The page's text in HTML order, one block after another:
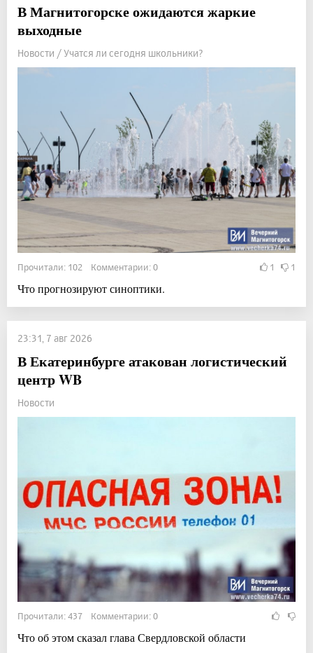
В Магнитогорске ожидаются жаркие
выходные
Новости / Учатся ли сегодня школьники?
Прочитали: 102 Комментарии: 0 1 1
Что прогнозируют синоптики.
23:31, 7 авг 2026
В Екатеринбурге атакован логистический
центр WB
Новости
Прочитали: 437 Комментарии: 0
Что об этом сказал глава Свердловской области